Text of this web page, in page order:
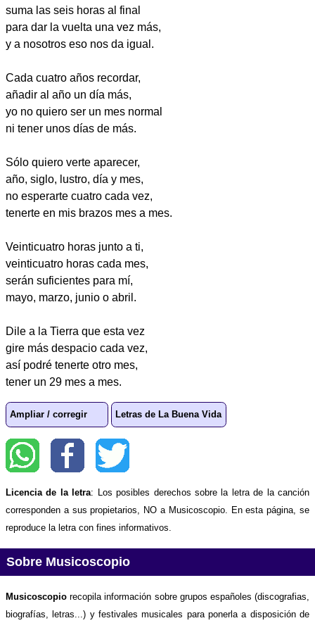
suma las seis horas al final
para dar la vuelta una vez más,
y a nosotros eso nos da igual.
Cada cuatro años recordar,
añadir al año un día más,
yo no quiero ser un mes normal
ni tener unos días de más.
Sólo quiero verte aparecer,
año, siglo, lustro, día y mes,
no esperarte cuatro cada vez,
tenerte en mis brazos mes a mes.
Veinticuatro horas junto a ti,
veinticuatro horas cada mes,
serán suficientes para mí,
mayo, marzo, junio o abril.
Dile a la Tierra que esta vez
gire más despacio cada vez,
así podré tenerte otro mes,
tener un 29 mes a mes.
Ampliar / corregir Letras de La Buena Vida
Licencia de la letra: Los posibles derechos sobre la letra de la canción
corresponden a sus propietarios, NO a Musicoscopio. En esta página, se
reproduce la letra con fines informativos.
Sobre Musicoscopio
Musicoscopio recopila información sobre grupos españoles (discografias,
biografías, letras...) y festivales musicales para ponerla a disposición de